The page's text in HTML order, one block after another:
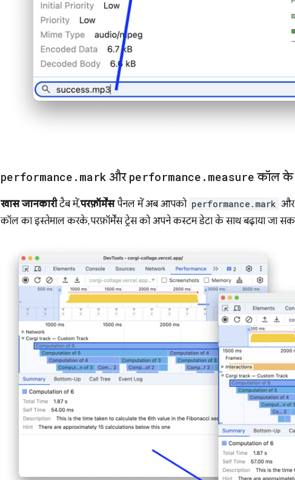
performance . mark और performance . measure कॉल के
खास जानकारीटैब में,परफ़ॉर्मेंसपैनल में अब आपको performance.mark और
कॉल का इस्तेमाल करके, परफ़ॉर्मेंस ट्रेस को अपने कस्टम डेटा के साथ बढ़ाया जा